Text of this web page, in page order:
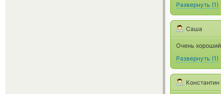
Развернуть (1)
Саша
Очень
Развернуть (1)
Константин